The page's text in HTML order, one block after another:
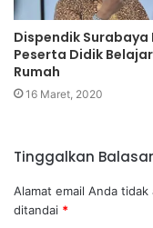
Dispendik Surabaya
Peserta Didik
Rumah
16 Maret, 2020
Tinggalkan
Alamat email Anda
ditandai *